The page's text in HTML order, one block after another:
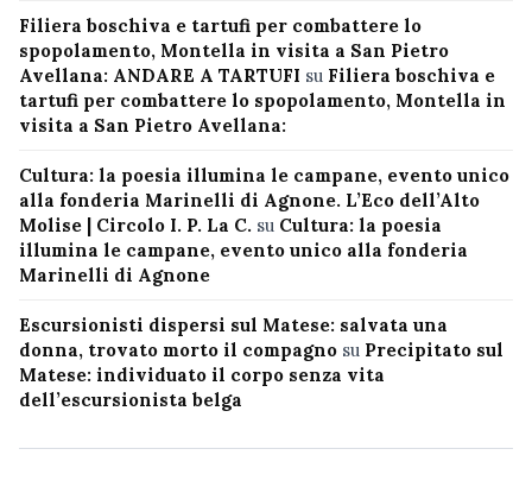
Filiera boschiva e tartufi per combattere lo
spopolamento, Montella in visita a San Pietro
Avellana: ANDARE A TARTUFI su Filiera boschiva e
tartufi per combattere lo spopolamento, Montella in
visita a San Pietro Avellana:
Cultura: la poesia illumina le campane, evento unico
alla fonderia Marinelli di Agnone. L’Eco dell’Alto
Molise | Circolo I. P. La C. su Cultura: la poesia
illumina le campane, evento unico alla fonderia
Marinelli di Agnone
Escursionisti dispersi sul Matese: salvata una
donna, trovato morto il compagno su Precipitato sul
Matese: individuato il corpo senza vita
dell’escursionista belga